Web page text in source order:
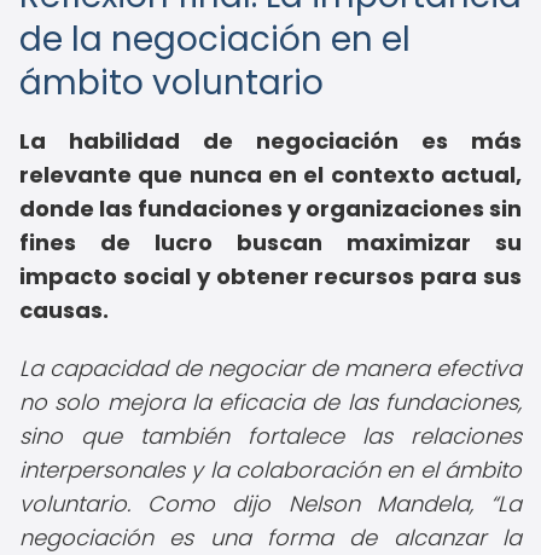
de la negociación en el
ámbito voluntario
La habilidad de negociación es más
relevante que nunca en el contexto actual,
donde las fundaciones y organizaciones sin
fines de lucro buscan maximizar su
impacto social y obtener recursos para sus
causas.
La capacidad de negociar de manera efectiva
no solo mejora la eficacia de las fundaciones,
sino que también fortalece las relaciones
interpersonales y la colaboración en el ámbito
voluntario. Como dijo Nelson Mandela,
La
negociación es una forma de alcanzar la